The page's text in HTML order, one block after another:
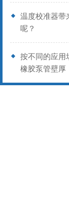
温度校准器带
呢？
按不同的应用
橡胶泵管壁厚